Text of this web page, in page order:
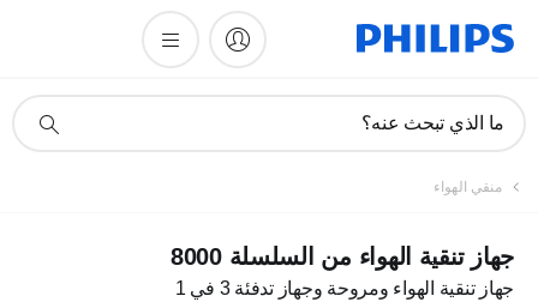
دعم
ما الذي تبحث عنه؟
منقي الهواء
جهاز تنقية الهواء من السلسلة 8000
جهاز تنقية الهواء ومروحة وجهاز تدفئة 3 في 1